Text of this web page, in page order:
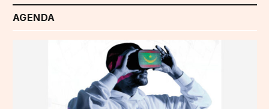
AGENDA